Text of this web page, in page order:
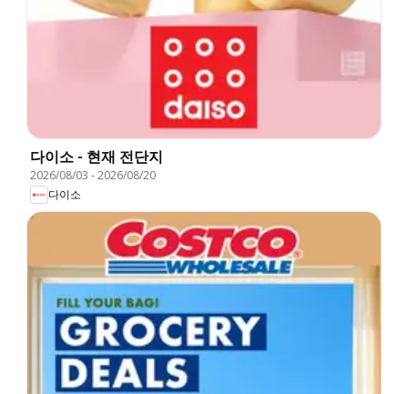
다이소 - 현재 전단지
2026/08/03 -2026/08/20
다이소